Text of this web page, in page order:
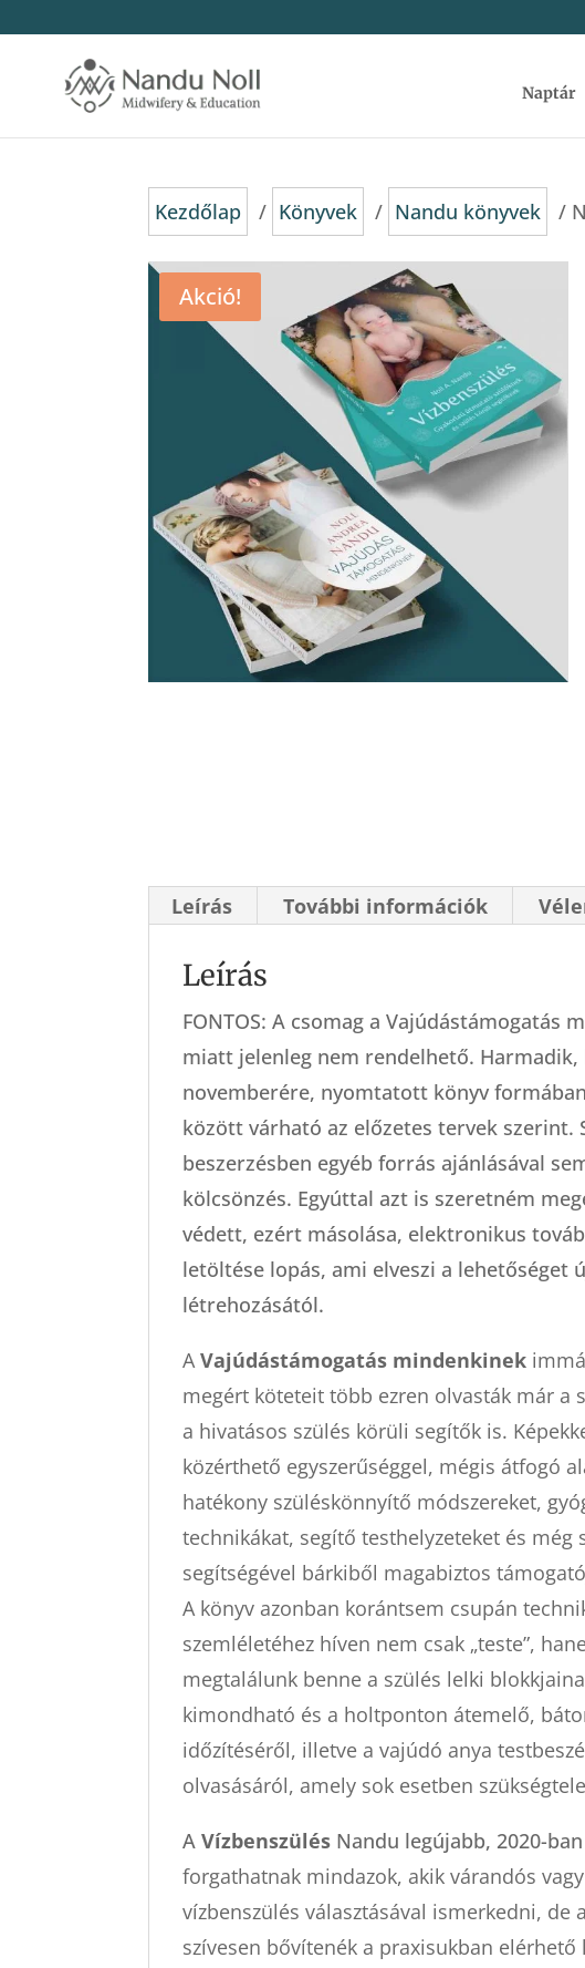
Naptár
Kezdőlap / Könyvek / Nandu könyvek /
Akció!
Leírás További információk
Leírás
FONTOS: A csomag a Vajúdástámogatás
miatt jelenleg nem rendelhető.
novemberére, nyomtatott könyv
között várható az előzetes tervek szerint.
beszerzésben egyéb forrás ajánlásával
kölcsönzés. Egyúttal azt is szeretném
védett, ezért másolása, elektronikus
letöltése lopás, ami elveszi a lehetőséget
létrehozásától.
AVajúdástámogatás mindenkinek
megért köteteit több ezren olvasták már a
a hivatásos szülés körüli segítők is.
közérthető egyszerűséggel, mégis átfogó
hatékony szüléskönnyítő módszereket,
technikákat, segítő testhelyzeteket és
segítségével bárkiből magabiztos
A könyv azonban korántsem csupán
szemléletéhez híven nem csak „teste”,
megtalálunk benne a szülés lelki
kimondható és a holtponton átemelő,
időzítéséről, illetve a vajúdó anya
olvasásáról, amely sok esetben
AVízbenszülés Nandu legújabb, 2020-
forgathatnak mindazok, akik várandós
vízbenszülés választásával ismerkedni, de
szívesen bővítenék a praxisukban elérhető